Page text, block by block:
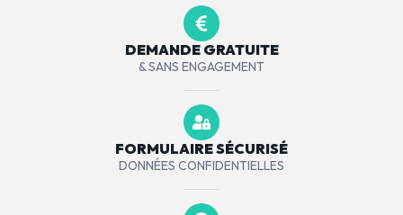
DEMANDE GRATUITE
& SANS ENGAGEMENT
FORMULAIRE SÉCURISÉ
DONNÉES CONFIDENTIELLES